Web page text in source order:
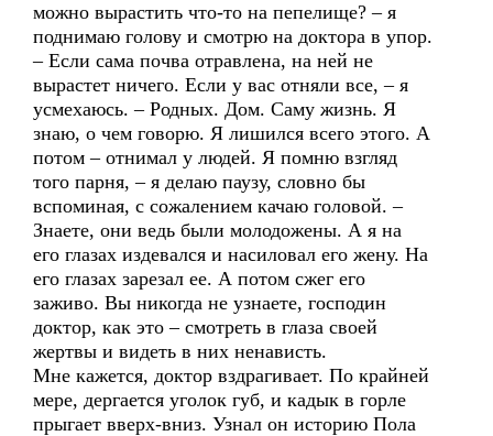
можно вырастить что-то на пепелище? – я
поднимаю голову и смотрю на доктора в упор.
– Если сама почва отравлена, на ней не
вырастет ничего. Если у вас отняли все, – я
усмехаюсь. – Родных. Дом. Саму жизнь. Я
знаю, о чем говорю. Я лишился всего этого. А
потом – отнимал у людей. Я помню взгляд
того парня, – я делаю паузу, словно бы
вспоминая, с сожалением качаю головой. –
Знаете, они ведь были молодожены. А я на
его глазах издевался и насиловал его жену. На
его глазах зарезал ее. А потом сжег его
заживо. Вы никогда не узнаете, господин
доктор, как это – смотреть в глаза своей
жертвы и видеть в них ненависть.
Мне кажется, доктор вздрагивает. По крайней
мере, дергается уголок губ, и кадык в горле
прыгает вверх-вниз. Узнал он историю Пола